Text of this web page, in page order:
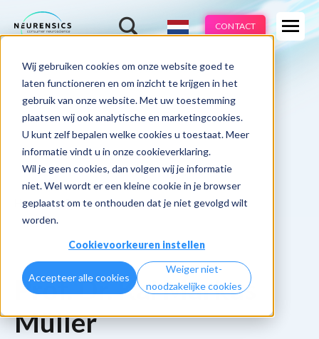
Wij gebruiken cookies om onze website goed te
laten functioneren en om inzicht te krijgen in het
gebruik van onze website. Met uw toestemming
plaatsen wij ook analytische en marketingcookies.
U kunt zelf bepalen welke cookies u toestaat. Meer
informatie vindt u in onze cookieverklaring.
Wil je geen cookies, dan volgen wij je informatie
niet. Wel wordt er een kleine cookie in je browser
geplaatst om te onthouden dat je niet gevolgd wilt
worden.
Cookievoorkeuren instellen
Accepteer alle cookies
Weiger niet-
noodzakelijke cookies
Expertises
Branches
Cases
Over ons
CONTACT
Webinar -Do 13 aug | 10:00 - 11:00u
Home Over ons
Prof. Dr. Kai Markus
Müller